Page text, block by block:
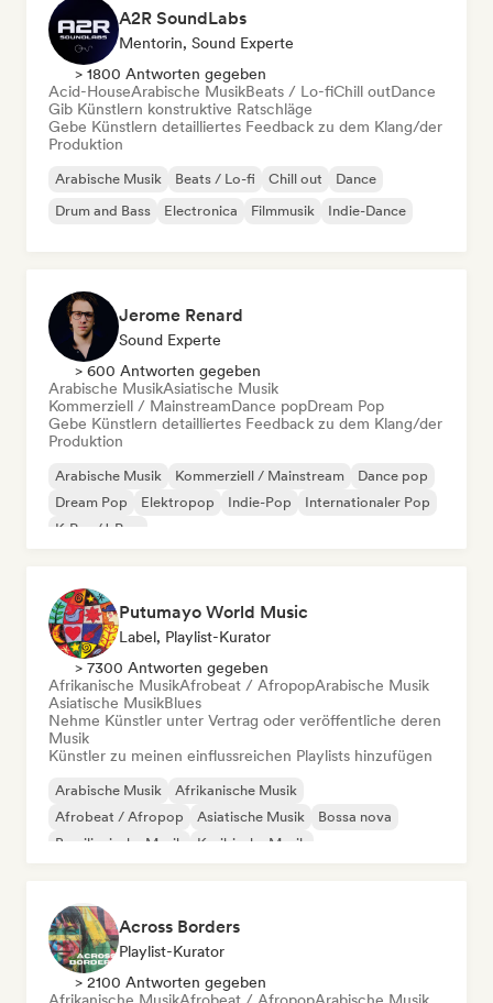
A2R SoundLabs
Mentorin, Sound Experte
> 1800 Antworten gegeben
Acid-HouseArabische MusikBeats / Lo-fiChill outDance
Gib Künstlern konstruktive Ratschläge
Gebe Künstlern detailliertes Feedback zu dem Klang/der
Produktion
Arabische Musik Beats / Lo-fi Chill out
Dance
Drum and Bass
Electronica Filmmusik Indie-Dance
Jerome Renard
Sound Experte
> 600 Antworten gegeben
Arabische MusikAsiatische Musik
Kommerziell / MainstreamDance popDream Pop
Gebe Künstlern detailliertes Feedback zu dem Klang/der
Produktion
Arabische Musik Kommerziell / Mainstream
Dance pop
Dream Pop
Elektropop Indie-Pop
Internationaler Pop
K-Pop/J-Pop
Putumayo World Music
Label, Playlist-Kurator
> 7300 Antworten gegeben
Afrikanische MusikAfrobeat / AfropopArabische Musik
Asiatische MusikBlues
Nehme Künstler unter Vertrag oder veröffentliche deren
Musik
Künstler zu meinen einflussreichen Playlists hinzufügen
Arabische Musik
Afrikanische Musik
Afrobeat / Afropop
Asiatische Musik
Bossa nova
Brasilianische Musik
Karibische Musik
Across Borders
Playlist-Kurator
> 2100 Antworten gegeben